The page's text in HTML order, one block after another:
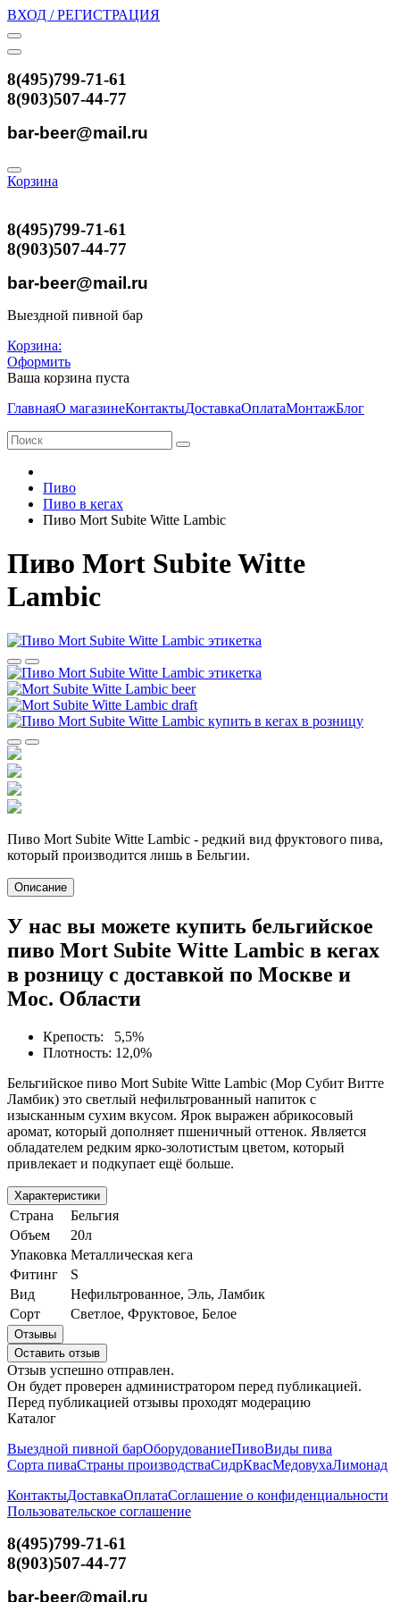
ВХОД / РЕГИСТРАЦИЯ
8(495)799-71-61
8(903)507-44-77
bar-beer@mail.ru
Корзина
8(495)799-71-61
8(903)507-44-77
bar-beer@mail.ru
Выездной пивной бар
Корзина:
Оформить
Ваша корзина пуста
ГлавнаяО магазинеКонтактыДоставкаОплатаМонтажБлог
Пиво
Пиво в кегах
Пиво Mort Subite Witte Lambic
Пиво Mort Subite Witte
Lambic
Пиво Mort Subite Witte Lambic - редкий вид фруктового пива,
который производится лишь в Бельгии.
Описание
У нас вы можете купить бельгийское
пиво Mort Subite Witte Lambic в кегах
в розницу с доставкой по Москве и
Мос. Области
Крепость: 5,5%
Плотность: 12,0%
Бельгийское пиво Mort Subite Witte Lambic (Мор Субит Витте
Ламбик) это светлый нефильтрованный напиток с
изысканным сухим вкусом. Ярок выражен абрикосовый
аромат, который дополняет пшеничный оттенок. Является
обладателем редким ярко-золотистым цветом, который
привлекает и подкупает ещё больше.
Характеристики
Страна
Бельгия
Объем
20л
Упаковка Металлическая кега
Фитинг
S
Вид
Нефильтрованное, Эль, Ламбик
Сорт
Светлое, Фруктовое, Белое
Отзывы
Оставить отзыв
Отзыв успешно отправлен.
Он будет проверен администратором перед публикацией.
Перед публикацией отзывы проходят модерацию
Каталог
Выездной пивной барОборудованиеПивоВиды пива
Сорта пиваСтраны производстваСидрКвасМедовухаЛимонад
КонтактыДоставкаОплатаСоглашение о конфиденциальности
Пользовательское соглашение
8(495)799-71-61
8(903)507-44-77
bar-beer@mail.ru